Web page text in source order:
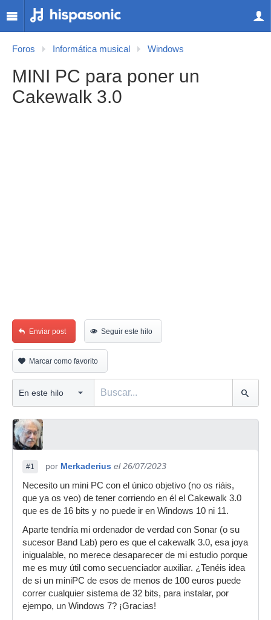
Foros Informática musical Windows
MINI PC para poner un
Cakewalk 3.0
Enviar post Seguir este hilo
Marcar como favorito
#1 por Merkaderius el 26/07/2023
Necesito un mini PC con el único objetivo (no os riáis,
que ya os veo) de tener corriendo en él el Cakewalk 3.0
que es de 16 bits y no puede ir en Windows 10 ni 11.
Aparte tendría mi ordenador de verdad con Sonar (o su
sucesor Band Lab) pero es que el cakewalk 3.0, esa joya
inigualable, no merece desaparecer de mi estudio porque
me es muy útil como secuenciador auxiliar. ¿Tenéis idea
de si un miniPC de esos de menos de 100 euros puede
correr cualquier sistema de 32 bits, para instalar, por
ejempo, un Windows 7? ¡Gracias!